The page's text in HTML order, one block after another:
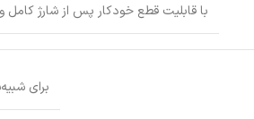
با قابلیت قطع خودکار پس از شارژ کامل
برای